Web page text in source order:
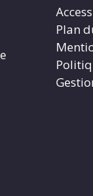
Plan